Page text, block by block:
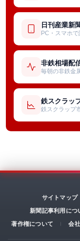
日刊産業新
PC・スマホ
非鉄相場配
毎朝の非鉄金
鉄スクラッ
鉄スクラップ
サイトマップ
新聞記事利用につ
著作権について
会